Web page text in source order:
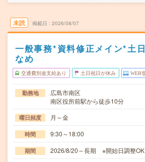
未読 掲載日 2026/08/07
一般事務*資料修正メイン*土
なめ
交通費別途支給あり 土日祝日が休み WEB
勤務地
広島市南区
南区役所前駅から徒歩10分
曜日頻度 月～金
時間 9:30～18:00
期間 2026/8/20～長期 ※開始日調整